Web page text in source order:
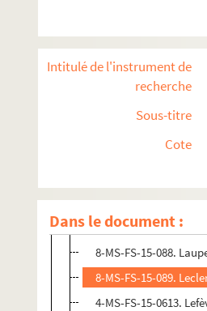
Intitulé de l'instrument de
recherche
Sous-titre
Cote
Dans le document :
4-MS-FS-15-0606.
4-MS-FS-15-0607.
4-MS-FS-15-0610.
4-MS-FS-15-0611.
4-MS-FS-15-0612.
8-MS-FS-15-088.
8-MS-FS-15-089.
4-MS-FS-15-0613.